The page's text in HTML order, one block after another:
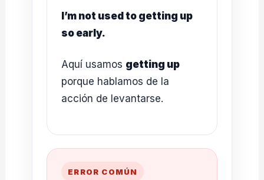
I’m not used to getting up
so early.
Aquí usamos getting up
porque hablamos de la
acción de levantarse.
ERROR COMÚN